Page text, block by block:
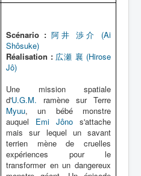
Scénario : 阿井 渉介 (Ai
Shôsuke)
Réalisation : 広瀬 襄 (Hirose
Jô)
Une mission spatiale
d'U.G.M. ramène sur Terre
Myuu, un bébé monstre
auquel Emi Jôno s'attache
mais sur lequel un savant
terrien mène de cruelles
expériences pour le
transformer en un dangereux